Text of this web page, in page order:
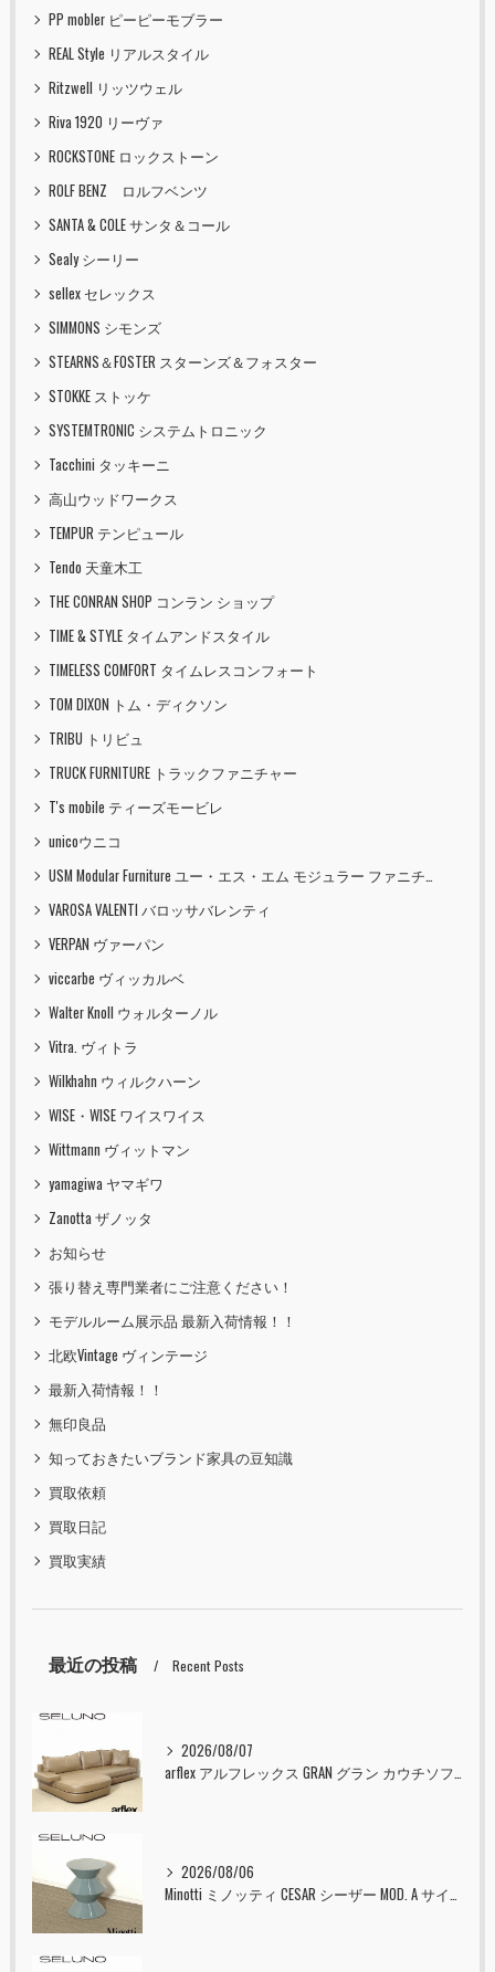
PP mobler ピーピーモブラー
REAL Style リアルスタイル
Ritzwell リッツウェル
Riva 1920 リーヴァ
ROCKSTONE ロックストーン
ROLF BENZ ロルフベンツ
SANTA & COLE サンタ＆コール
Sealy シーリー
sellex セレックス
SIMMONS シモンズ
STEARNS＆FOSTER スターンズ＆フォスター
STOKKE ストッケ
SYSTEMTRONIC システムトロニック
Tacchini タッキーニ
高山ウッドワークス
TEMPUR テンピュール
Tendo 天童木工
THE CONRAN SHOP コンラン ショップ
TIME & STYLE タイムアンドスタイル
TIMELESS COMFORT タイムレスコンフォート
TOM DIXON トム・ディクソン
TRIBU トリビュ
TRUCK FURNITURE トラックファニチャー
T's mobile ティーズモービレ
unicoウニコ
USM Modular Furniture ユー・エス・エム モジュラー ファニチャー
VAROSA VALENTI バロッサバレンティ
VERPAN ヴァーパン
viccarbe ヴィッカルベ
Walter Knoll ウォルターノル
Vitra. ヴィトラ
Wilkhahn ウィルクハーン
WISE・WISE ワイスワイス
Wittmann ヴィットマン
yamagiwa ヤマギワ
Zanotta ザノッタ
お知らせ
張り替え専門業者にご注意ください！
モデルルーム展示品 最新入荷情報！！
北欧Vintage ヴィンテージ
最新入荷情報！！
無印良品
知っておきたいブランド家具の豆知識
買取依頼
買取日記
買取実績
最近の投稿 Recent Posts
2026/08/07
arflex アルフレックス GRAN グラン カウチソファ 本革 入荷しました！！
2026/08/06
Minotti ミノッティ CESAR シーザー MOD. A サイドテーブル スツール セラドン 入荷しました！！